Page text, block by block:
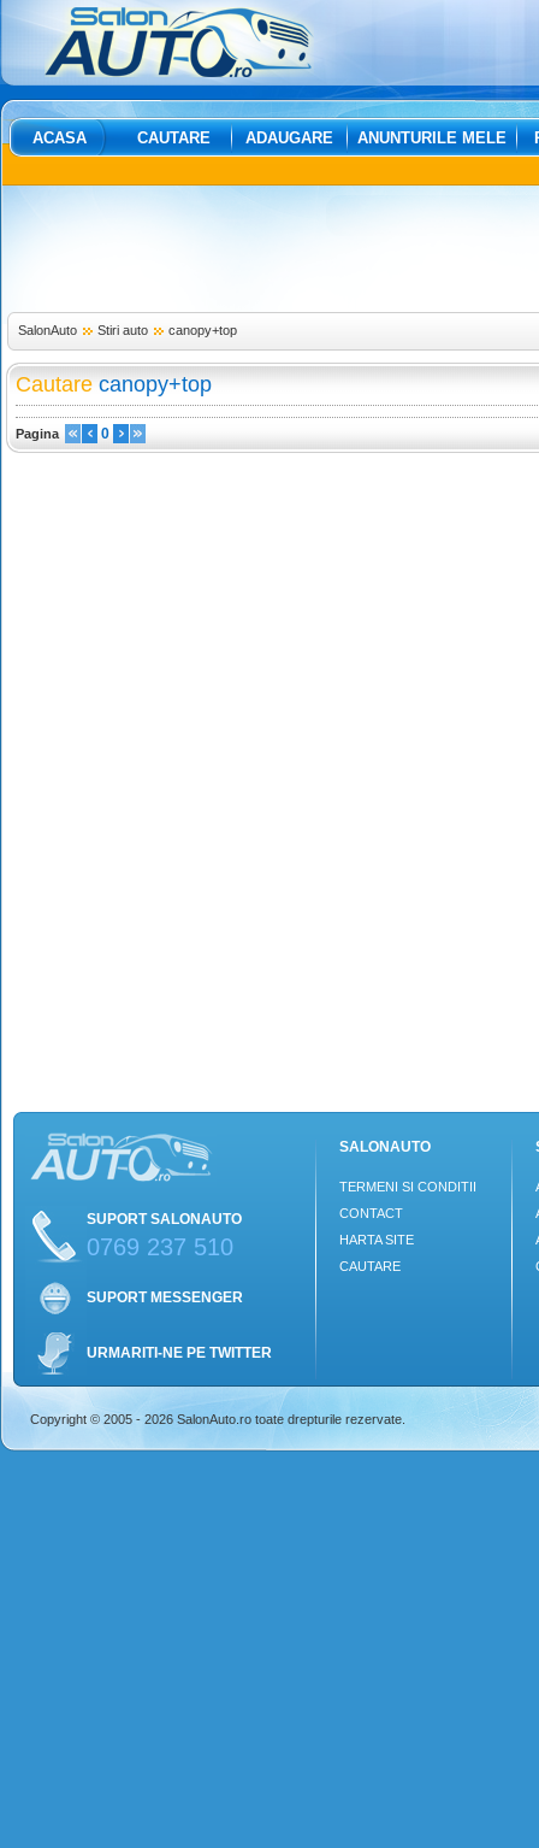
ACASA CAUTARE ADAUGARE ANUNTURILE MELE
SalonAuto Stiri auto canopy+top
Cautare canopy+top
Pagina 0
SUPORT SALONAUTO
0769 237 510
SUPORT MESSENGER
URMARITI-NE PE TWITTER
SALONAUTO
TERMENI SI CONDITII
CONTACT
HARTA SITE
CAUTARE
Copyright © 2005 - 2026 SalonAuto.ro toate drepturile rezervate.